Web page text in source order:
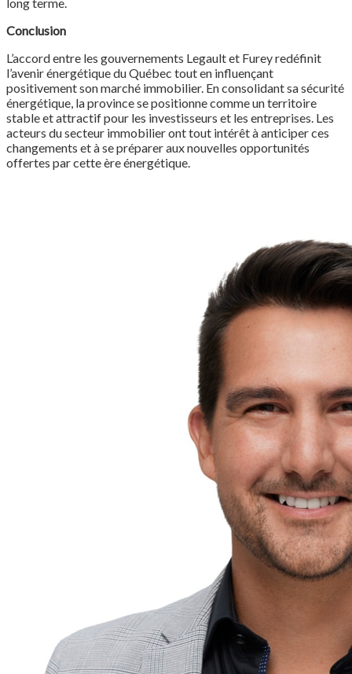
Conclusion
L’accord entre les gouvernements Legault et Furey redéfinit
l’avenir énergétique du Québec tout en influençant
positivement son marché immobilier. En consolidant sa sécurité
énergétique, la province se positionne comme un territoire
stable et attractif pour les investisseurs et les entreprises. Les
acteurs du secteur immobilier ont tout intérêt à anticiper ces
changements et à se préparer aux nouvelles opportunités
offertes par cette ère énergétique.